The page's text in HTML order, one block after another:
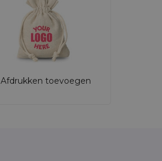
Afdrukken toevoegen